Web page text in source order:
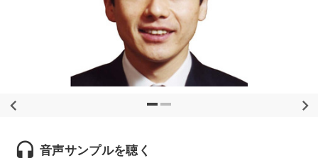
事業家のロマンと経営
若手異才経営者の発想 専門家のアドバイス
リーダーの器量を学ぶ
headset 音声サンプルを聴く